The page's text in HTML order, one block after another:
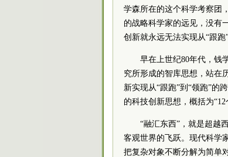
学森所在的这个科学考察团
的战略科学家的远见，没有
创新就永远无法实现从“跟跑
早在上世纪80年代，钱
究所形成的智库思想，站在
新实现从“跟跑”到“领跑”的
的科技创新思想，概括为
“融汇东西”，就是超越
客观世界的飞跃。现代科学
把复杂对象不断分解为简单